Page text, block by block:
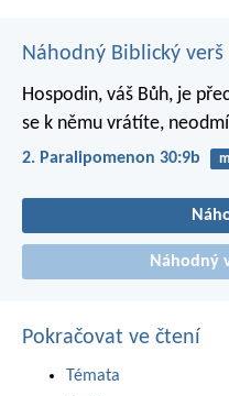
Náhodný Biblický verš
Hospodin, váš Bůh, je
se k němu vrátíte,
2. Paralipomenon 30:9b
Náhodný
Pokračovat ve čtení
Témata